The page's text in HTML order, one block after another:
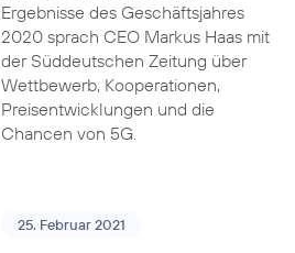
Ergebnisse des Geschäftsjahres
2020 sprach CEO Markus Haas mit
der Süddeutschen Zeitung über
Wettbewerb, Kooperationen,
Preisentwicklungen und die
Chancen von 5G.
25. Februar 2021